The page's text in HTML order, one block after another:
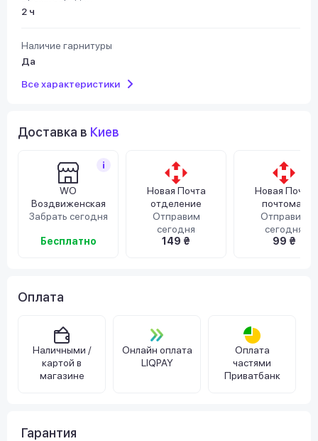
2 ч
Наличие гарнитуры
Да
Все характеристики
Доставка в Киев
WO
Воздвиженская
Забрать сегодня
Бесплатно
Новая Почта
отделение
Отправим
сегодня
149 ₴
Новая Почта
почтомат
Отправим
сегодня
99 ₴
Оплата
Наличными /
картой в
магазине
Онлайн оплата
LIQPAY
Оплата
частями
Приватбанк
Гарантия